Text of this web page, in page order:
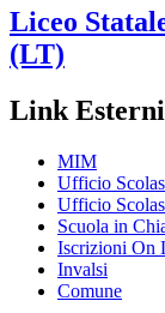
Liceo
(LT)
Link Esterni
MIM
Ufficio
Ufficio
Scuola in
Iscrizioni On
Invalsi
Comune